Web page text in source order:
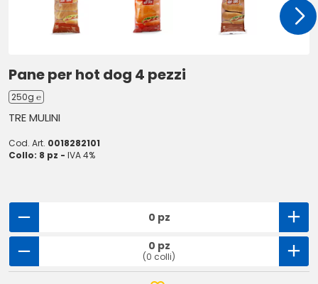
Pane per hot dog 4 pezzi
250g ℮
TRE MULINI
Cod. Art. 0018282101
Collo: 8 pz - IVA 4%
0 pz
0 pz
(0 colli)